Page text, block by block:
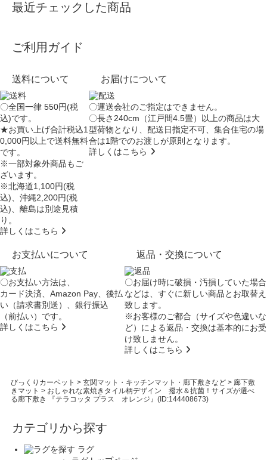
最近チェックした商品
ご利用ガイド
送料について
〇全国一律 550円(税
込)です。
★お買い上げ合計税込1
0,000円以上で送料無料
です。
※一部対象外商品もご
ざいます。
※北海道1,100円(税
込)、沖縄2,200円(税
込)、離島は別途見積
り。
詳しくはこちら
お届けについて
〇運送会社のご指定はできません。
〇長さ240cm（江戸間4.5畳）以上の商品は大
型荷物となり、配送日指定不可、集合住宅の場
合は1階でのお渡しが原則となります。
詳しくはこちら
お支払いについて
〇お支払い方法は、
カード決済、Amazon Pay、後払
い（請求書別送）、銀行振込
（前払い）です。
詳しくはこちら
返品・交換について
〇お届け時に破損・汚損していた場合
などは、すぐに新しい商品とお取替え
致します。
※お客様のご都合（サイズや色違いな
ど）による返品・交換は基本的にお受
け致しません。
詳しくはこちら
びっくりカーペット > 玄関マット・キッチンマット・廊下敷きなど> 廊下敷
きマット > おしゃれな素焼きタイル柄デザイン 撥水＆抗菌！サイズが選べ
る廊下敷き 『テラコッタ プラス オレンジ』(ID:144408673)
カテゴリから探す
ラグ